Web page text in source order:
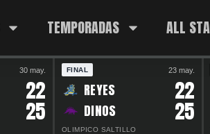
TEMPORADAS ALL
30 may.
22
25
FINAL 23 may.
REYES 22
DINOS 25
OLIMPICO SALTILLO